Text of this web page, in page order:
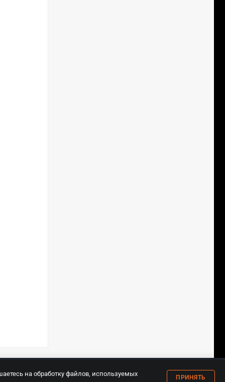
18+
на обработку файлов, используемых
ПРИНЯТЬ